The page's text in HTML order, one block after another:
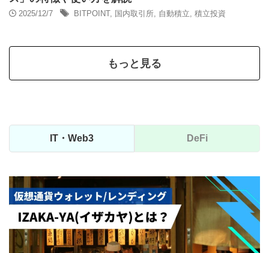
2025/12/7 BITPOINT, 国内取引所, 自動積立, 積立投資
もっと見る
IT・Web3 DeFi